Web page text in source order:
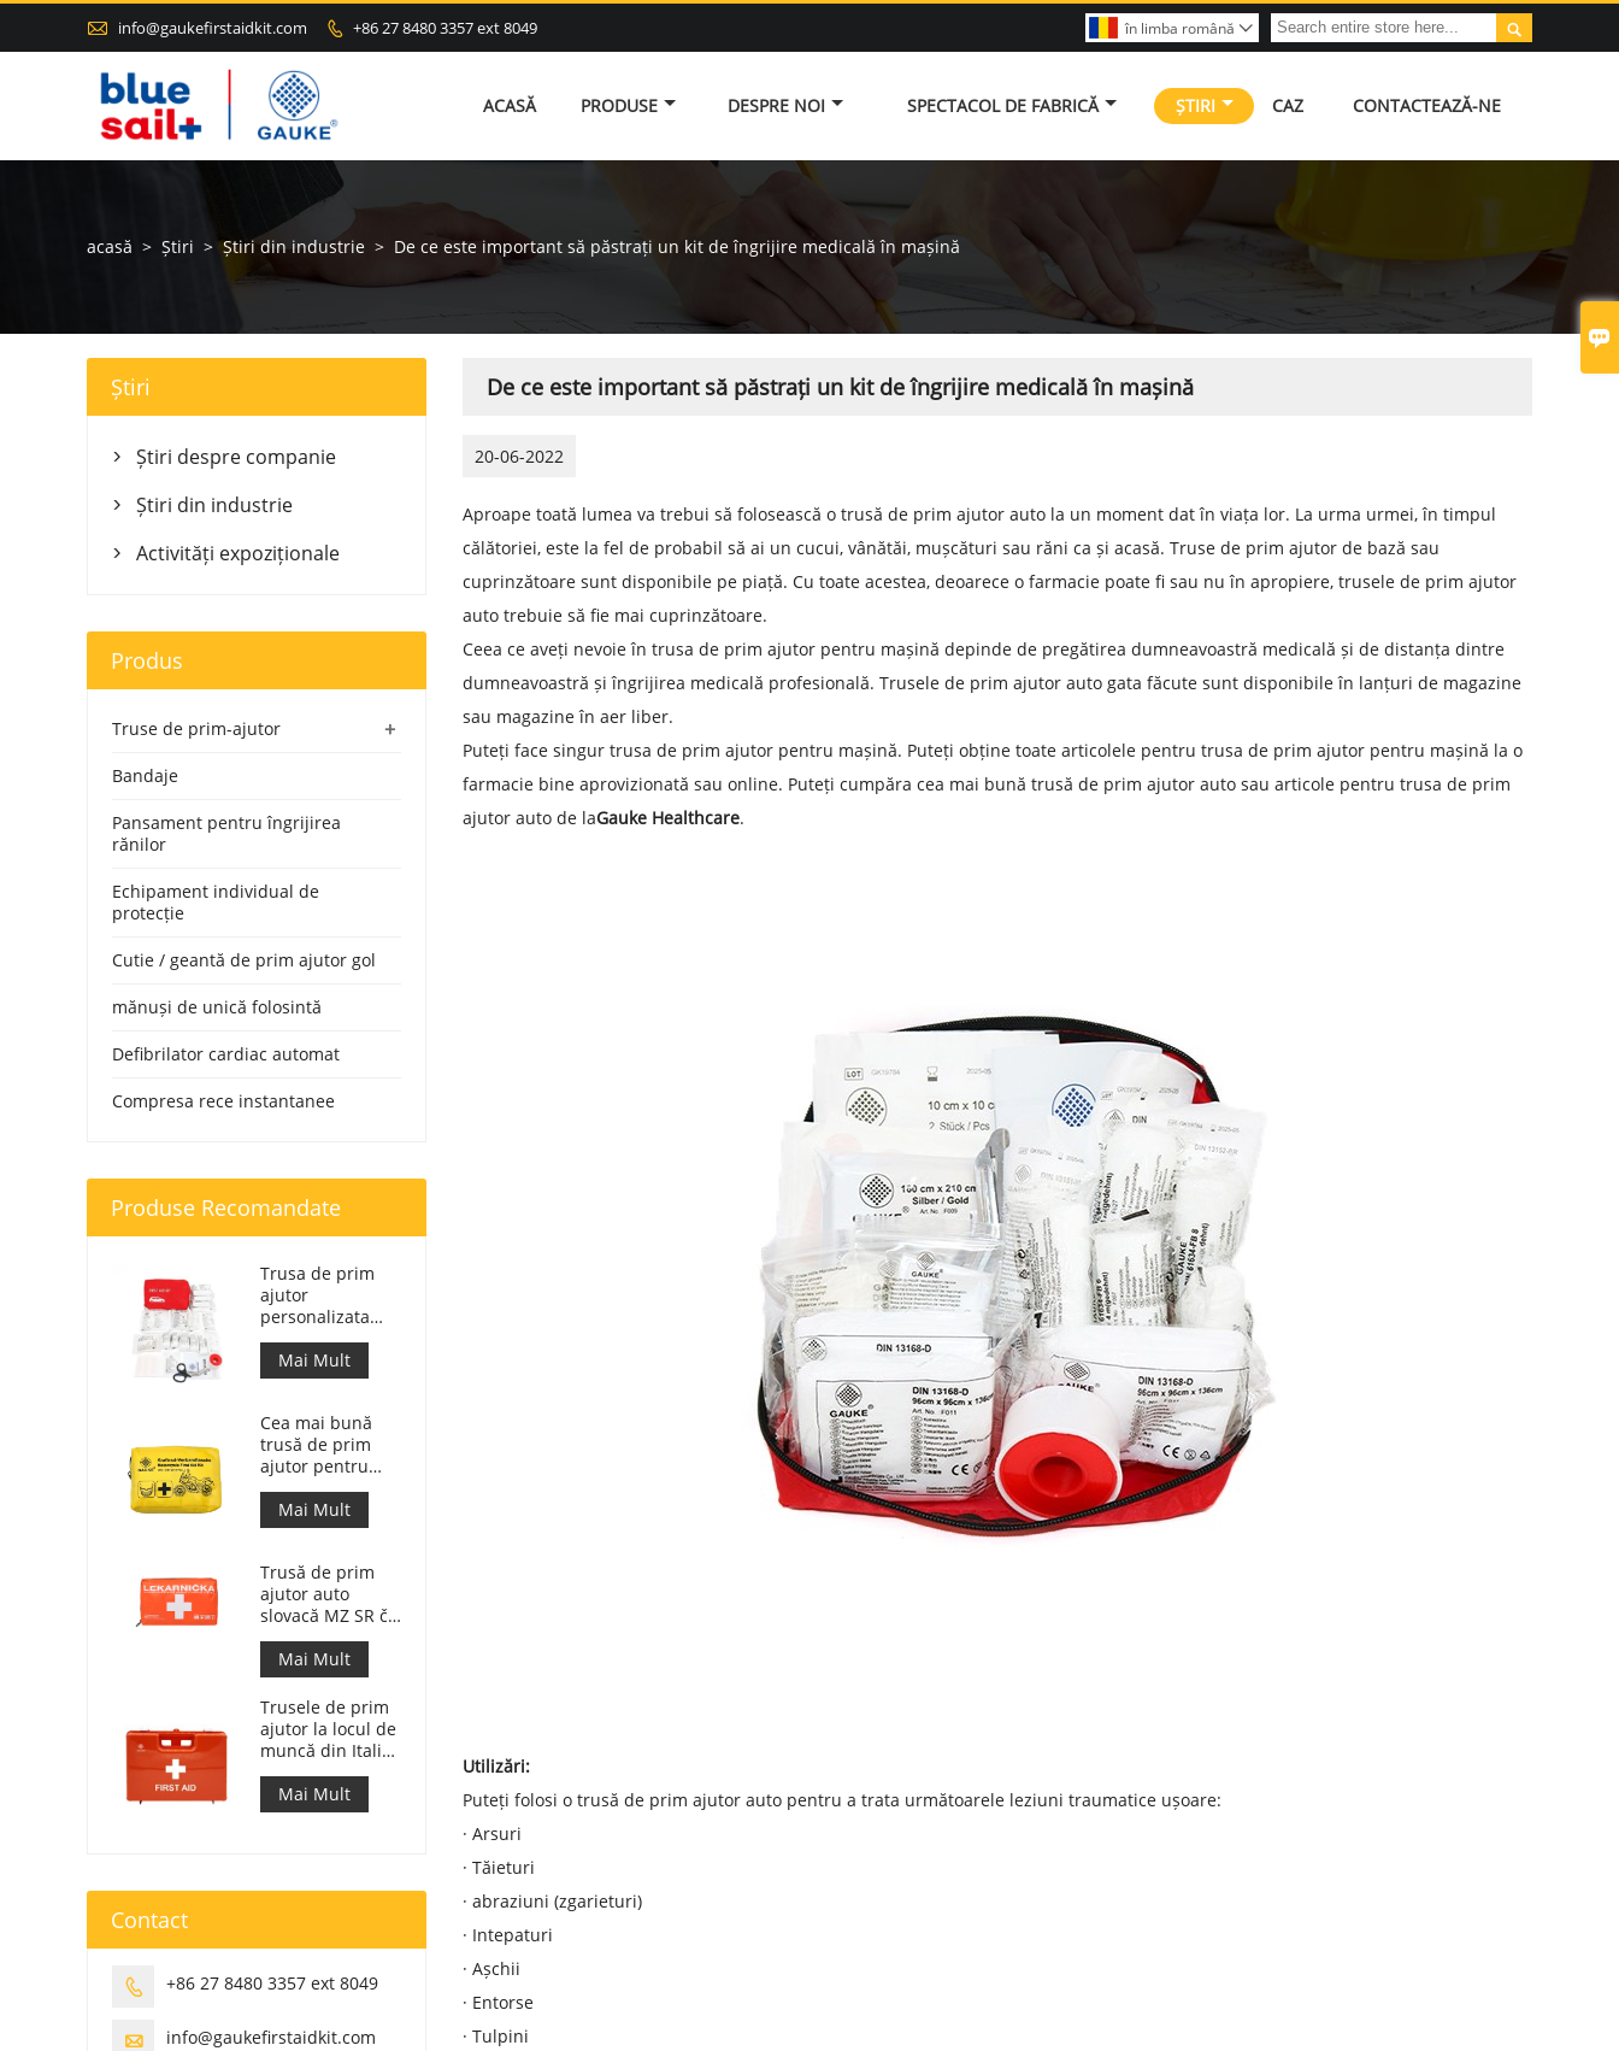

 info@gaukefirstaidkit.com  +86 27 8480 3357 ext 8049 
în limba română 
ACASĂ PRODUSE DESPRE NOI SPECTACOL DE FABRICĂ ȘTIRI CAZ CONTACTEAZĂ-NE
acasă > Știri > Știri din industrie > De ce este important să păstrați un kit de îngrijire medicală în mașină
De ce este important să păstrați un kit de îngrijire medicală în mașină
20-06-2022
Aproape toată lumea va trebui să folosească o trusă de prim ajutor auto la un moment dat în viața lor. La urma urmei, în timpul
călătoriei, este la fel de probabil să ai un cucui, vânătăi, mușcături sau răni ca și acasă. Truse de prim ajutor de bază sau
cuprinzătoare sunt disponibile pe piață. Cu toate acestea, deoarece o farmacie poate fi sau nu în apropiere, trusele de prim ajutor
auto trebuie să fie mai cuprinzătoare.
Ceea ce aveți nevoie în trusa de prim ajutor pentru mașină depinde de pregătirea dumneavoastră medicală și de distanța dintre
dumneavoastră și îngrijirea medicală profesională. Trusele de prim ajutor auto gata făcute sunt disponibile în lanțuri de magazine
sau magazine în aer liber.
Puteți face singur trusa de prim ajutor pentru mașină. Puteți obține toate articolele pentru trusa de prim ajutor pentru mașină la o
farmacie bine aprovizionată sau online. Puteți cumpăra cea mai bună trusă de prim ajutor auto sau articole pentru trusa de prim
ajutor auto de laGauke Healthcare.
Utilizări:
Puteți folosi o trusă de prim ajutor auto pentru a trata următoarele leziuni traumatice ușoare:
· Arsuri
· Tăieturi
· abraziuni (zgarieturi)
· Intepaturi
· Așchii
· Entorse
· Tulpini
Știri
 Știri despre companie
 Știri din industrie
 Activități expoziționale
Produs
+
Truse de prim-ajutor
Bandaje
Pansament pentru îngrijirea
rănilor
Echipament individual de
protecție
Cutie / geantă de prim ajutor gol
mănuși de unică folosintă
Defibrilator cardiac automat
Compresa rece instantanee
Produse Recomandate
Trusa de prim
ajutor
personalizata
Geanta de
raspuns medical
pentru masina
Mai Mult
Cea mai bună
trusă de prim
ajutor pentru
motociclete de
aventură pentru
motocicliști
Mai Mult
Trusă de prim
ajutor auto
slovacă MZ SR č.
143/2009
Mai Mult
Trusele de prim
ajutor la locul de
muncă din Italia
respectă DM 388
din 15/07/2003
Mai Mult
Contact
 +86 27 8480 3357 ext 8049
 info@gaukefirstaidkit.com